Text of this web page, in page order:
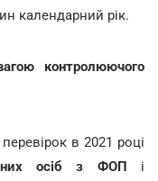
календарний рік.
контролюючого
в 2021 році
осіб з ФОП і